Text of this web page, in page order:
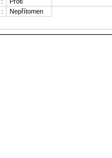
: Nepřítomen